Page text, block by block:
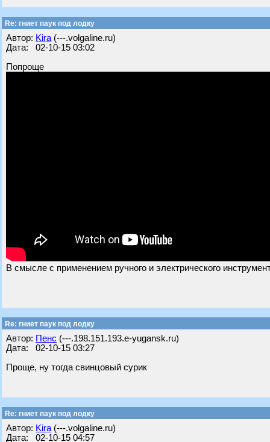
Re: гниет паук под лодку
Автор: Kira (---.volgaline.ru)
Дата: 02-10-15 03:02
Попроще
В смысле с применением ручного и электрического
Re: гниет паук под лодку
Автор: Пенс (---.198.151.193.e-yugansk.ru)
Дата: 02-10-15 03:27
Проще, ну тогда свинцовый сурик
Re: гниет паук под лодку
Автор: Kira (---.volgaline.ru)
Дата: 02-10-15 04:57